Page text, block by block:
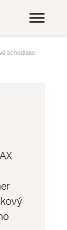
schodisko